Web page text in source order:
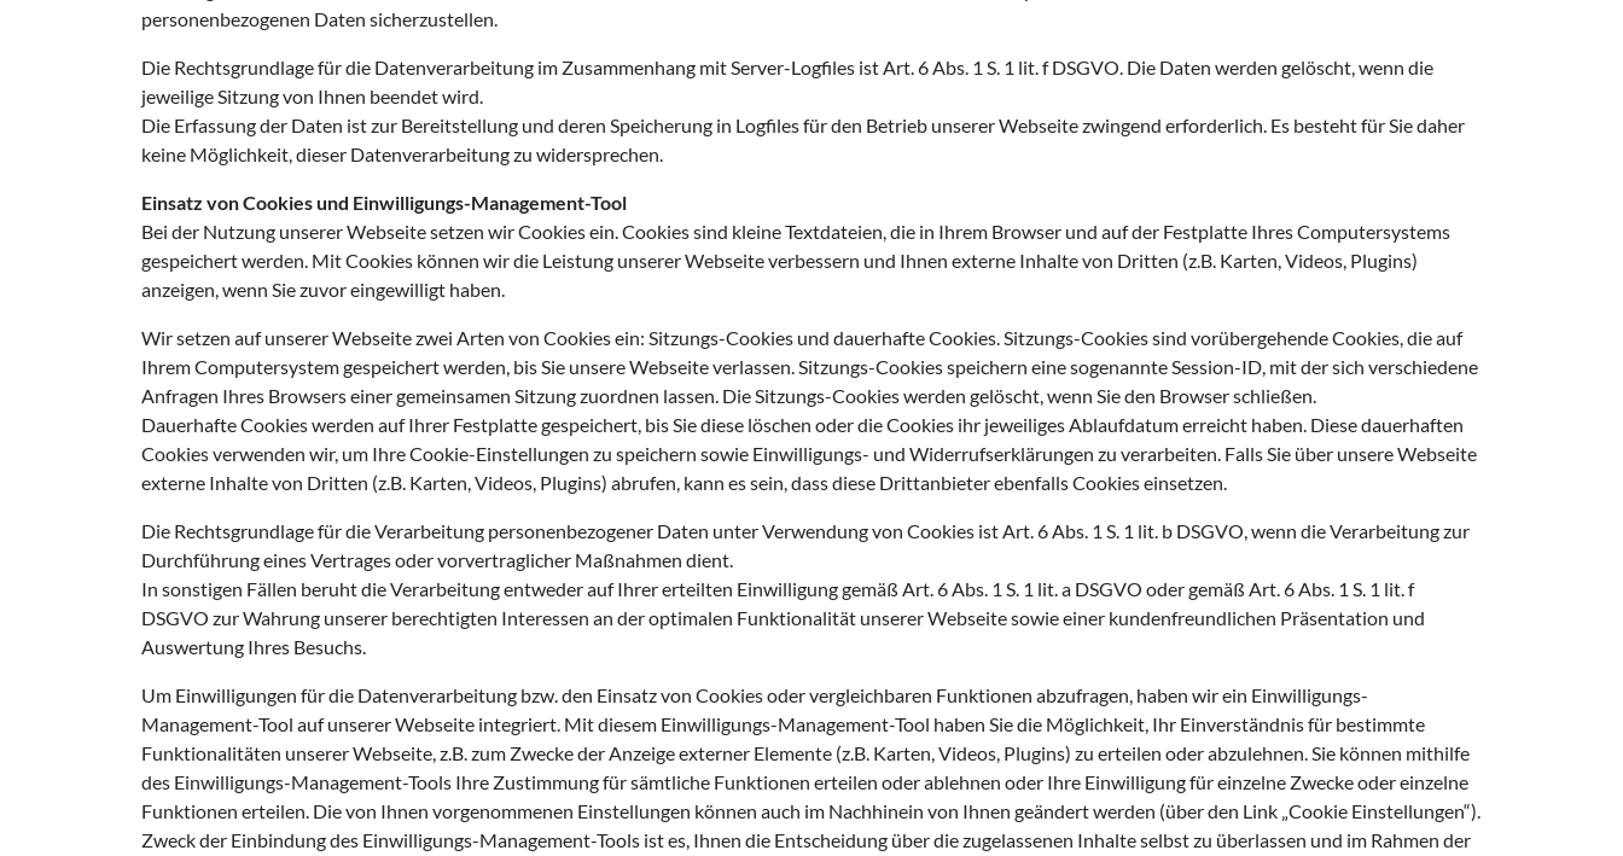
personenbezogenen Daten sicherzustellen.
Die Rechtsgrundlage für die Datenverarbeitung im Zusammenhang mit Server-Logfiles ist Art. 6 Abs. 1 S. 1 lit. f DSGVO. Die Daten werden gelöscht, wenn die
jeweilige Sitzung von Ihnen beendet wird.
Die Erfassung der Daten ist zur Bereitstellung und deren Speicherung in Logfiles für den Betrieb unserer Webseite zwingend erforderlich. Es besteht für Sie daher
keine Möglichkeit, dieser Datenverarbeitung zu widersprechen.
Einsatz von Cookies und Einwilligungs-Management-Tool
Bei der Nutzung unserer Webseite setzen wir Cookies ein. Cookies sind kleine Textdateien, die in Ihrem Browser und auf der Festplatte Ihres Computersystems
gespeichert werden. Mit Cookies können wir die Leistung unserer Webseite verbessern und Ihnen externe Inhalte von Dritten (z.B. Karten, Videos, Plugins)
anzeigen, wenn Sie zuvor eingewilligt haben.
Wir setzen auf unserer Webseite zwei Arten von Cookies ein: Sitzungs-Cookies und dauerhafte Cookies. Sitzungs-Cookies sind vorübergehende Cookies, die auf
Ihrem Computersystem gespeichert werden, bis Sie unsere Webseite verlassen. Sitzungs-Cookies speichern eine sogenannte Session-ID, mit der sich verschiedene
Anfragen Ihres Browsers einer gemeinsamen Sitzung zuordnen lassen. Die Sitzungs-Cookies werden gelöscht, wenn Sie den Browser schließen.
Dauerhafte Cookies werden auf Ihrer Festplatte gespeichert, bis Sie diese löschen oder die Cookies ihr jeweiliges Ablaufdatum erreicht haben. Diese dauerhaften
Cookies verwenden wir, um Ihre Cookie-Einstellungen zu speichern sowie Einwilligungs- und Widerrufserklärungen zu verarbeiten. Falls Sie über unsere Webseite
externe Inhalte von Dritten (z.B. Karten, Videos, Plugins) abrufen, kann es sein, dass diese Drittanbieter ebenfalls Cookies einsetzen.
Die Rechtsgrundlage für die Verarbeitung personenbezogener Daten unter Verwendung von Cookies ist Art. 6 Abs. 1 S. 1 lit. b DSGVO, wenn die Verarbeitung zur
Durchführung eines Vertrages oder vorvertraglicher Maßnahmen dient.
In sonstigen Fällen beruht die Verarbeitung entweder auf Ihrer erteilten Einwilligung gemäß Art. 6 Abs. 1 S. 1 lit. a DSGVO oder gemäß Art. 6 Abs. 1 S. 1 lit. f
DSGVO zur Wahrung unserer berechtigten Interessen an der optimalen Funktionalität unserer Webseite sowie einer kundenfreundlichen Präsentation und
Auswertung Ihres Besuchs.
Um Einwilligungen für die Datenverarbeitung bzw. den Einsatz von Cookies oder vergleichbaren Funktionen abzufragen, haben wir ein Einwilligungs-
Management-Tool auf unserer Webseite integriert. Mit diesem Einwilligungs-Management-Tool haben Sie die Möglichkeit, Ihr Einverständnis für bestimmte
Funktionalitäten unserer Webseite, z.B. zum Zwecke der Anzeige externer Elemente (z.B. Karten, Videos, Plugins) zu erteilen oder abzulehnen. Sie können mithilfe
des Einwilligungs-Management-Tools Ihre Zustimmung für sämtliche Funktionen erteilen oder ablehnen oder Ihre Einwilligung für einzelne Zwecke oder einzelne
Funktionen erteilen. Die von Ihnen vorgenommenen Einstellungen können auch im Nachhinein von Ihnen geändert werden (über den Link „Cookie Einstellungen“).
Zweck der Einbindung des Einwilligungs-Management-Tools ist es, Ihnen die Entscheidung über die zugelassenen Inhalte selbst zu überlassen und im Rahmen der